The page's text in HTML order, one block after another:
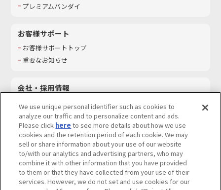
プレミアムバンダイ
お客様サポート
お客様サポートトップ
重要なお知らせ
会社・採用情報
採用情報
サステナビリティ
お問い合わせ
ウェブサイトご利用条件 ソーシャルメディアポリシー
We use unique personal identifier such as cookies to
analyze our traffic and to personalize content and ads.
Please click here to see more details about how we use
cookies and the retention period of each cookie. We may
sell or share information about your use of our website
to/with our analytics and advertising partners, who may
combine it with other information that you have provided
to them or that they have collected from your use of their
services. However, we do not set and use cookies for our